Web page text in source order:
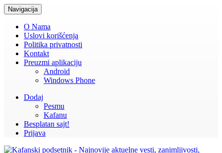
Navigacija
O Nama
Uslovi korišćenja
Politika privatnosti
Kontakt
Preuzmi aplikaciju
Android
Windows Phone
Dodaj
Pesmu
Kafanu
Besplatan sajt!
Prijava